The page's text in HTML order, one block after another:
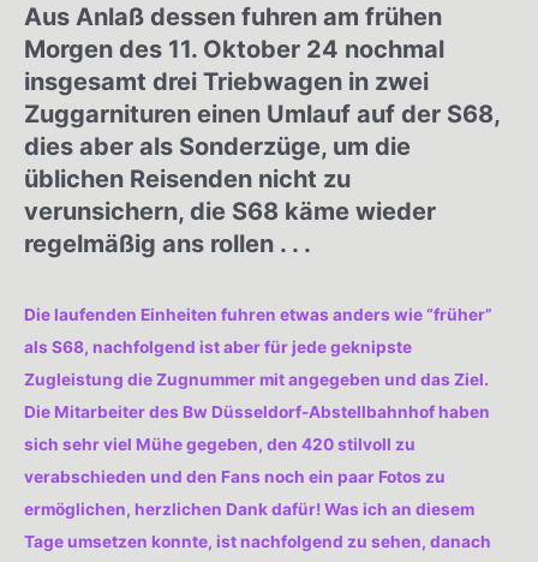
Aus Anlaß dessen fuhren am frühen
Morgen des 11. Oktober 24 nochmal
insgesamt drei Triebwagen in zwei
Zuggarnituren einen Umlauf auf der S68,
dies aber als Sonderzüge, um die
üblichen Reisenden nicht zu
verunsichern, die S68 käme wieder
regelmäßig ans rollen . . .
Die laufenden Einheiten fuhren etwas anders wie “früher”
als S68, nachfolgend ist aber für jede geknipste
Zugleistung die Zugnummer mit angegeben und das Ziel.
Die Mitarbeiter des Bw Düsseldorf-Abstellbahnhof haben
sich sehr viel Mühe gegeben, den 420 stilvoll zu
verabschieden und den Fans noch ein paar Fotos zu
ermöglichen, herzlichen Dank dafür! Was ich an diesem
Tage umsetzen konnte, ist nachfolgend zu sehen, danach